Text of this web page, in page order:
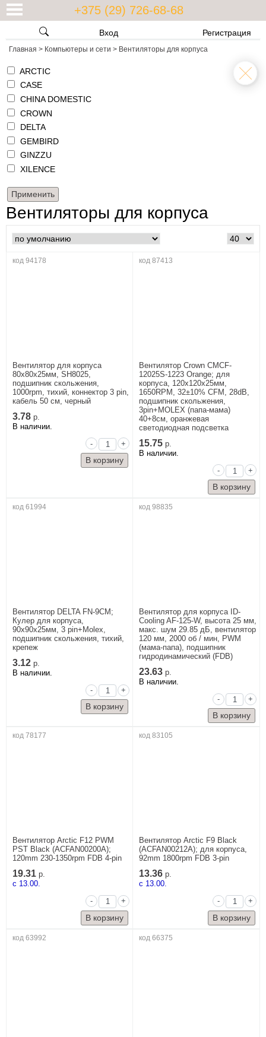
+375 (29) 726-68-68
Вход Регистрация
Главная > Компьютеры и сети > Вентиляторы для корпуса
ARCTIC
CASE
CHINA DOMESTIC
CROWN
DELTA
GEMBIRD
GINZZU
XILENCE
Вентиляторы для корпуса
код 94178
Вентилятор для корпуса
80x80x25мм, SH8025,
подшипник скольжения,
1000rpm, тихий, коннектор 3 pin,
кабель 50 см, черный
3.78 р.
В наличии.
-
+
код 87413
Вентилятор Crown CMCF-
12025S-1223 Orange; для
корпуса, 120x120x25мм,
1650RPM, 32±10% CFM, 28dB,
подшипник скольжения,
3pin+MOLEX (папа-мама)
40+8см, оранжевая
светодиодная подсветка
15.75 р.
В наличии.
-
+
код 61994
Вентилятор DELTA FN-9CM;
Кулер для корпуса,
90x90x25мм, 3 pin+Molex,
подшипник скольжения, тихий,
крепеж
3.12 р.
В наличии.
-
+
код 98835
Вентилятор для корпуса ID-
Cooling AF-125-W, высота 25 мм,
макс. шум 29.85 дБ, вентилятор
120 мм, 2000 об / мин, PWM
(мама-папа), подшипник
гидродинамический (FDB)
23.63 р.
В наличии.
-
+
код 78177
Вентилятор Arctic F12 PWM
PST Black (ACFAN00200A);
120mm 230-1350rpm FDB 4-pin
19.31 р.
c 13.00.
-
+
код 83105
Вентилятор Arctic F9 Black
(ACFAN00212A); для корпуса,
92mm 1800rpm FDB 3-pin
13.36 р.
c 13.00.
-
+
код 63992 код 66375